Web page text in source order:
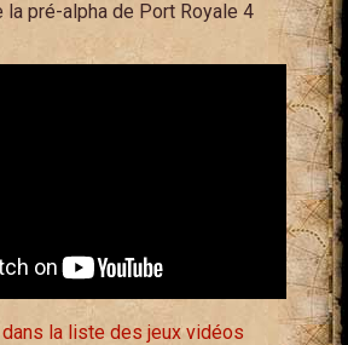
la pré-alpha de Port Royale 4
la liste des jeux vidéos